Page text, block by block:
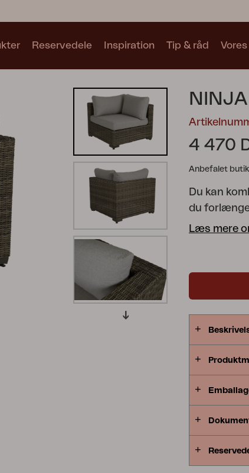
Samlinger
Se alle samlinger
Blixt Trolly
Grower Greens
Reservedele Inspiration Tip & råd
4 470
Anbefalet
Du kan
du forlænge
afslapning.
Læs mere